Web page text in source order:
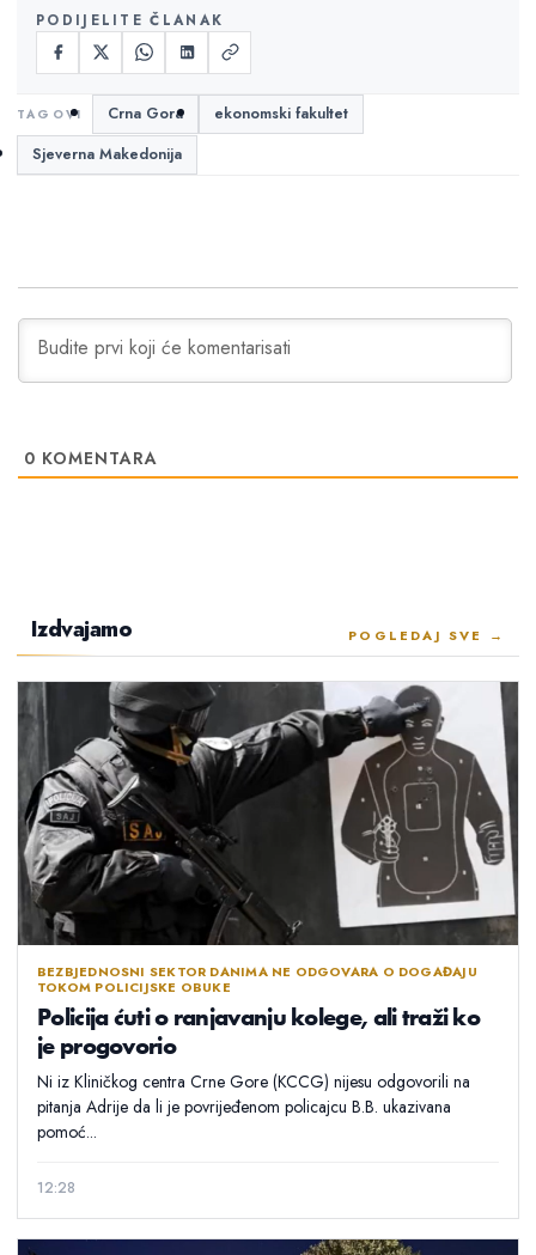
PODIJELITE ČLANAK
Crna Gora
ekonomski fakultet
Sjeverna Makedonija
0 KOMENTARA
Izdvajamo POGLEDAJ SVE →
BEZBJEDNOSNI SEKTOR DANIMA NE ODGOVARA O DOGAĐAJU
TOKOM POLICIJSKE OBUKE
Policija ćuti o ranjavanju kolege, ali traži ko
je progovorio
Ni iz Kliničkog centra Crne Gore (KCCG) nijesu odgovorili na
pitanja Adrije da li je povrijeđenom policajcu B.B. ukazivana
pomoć...
12:28